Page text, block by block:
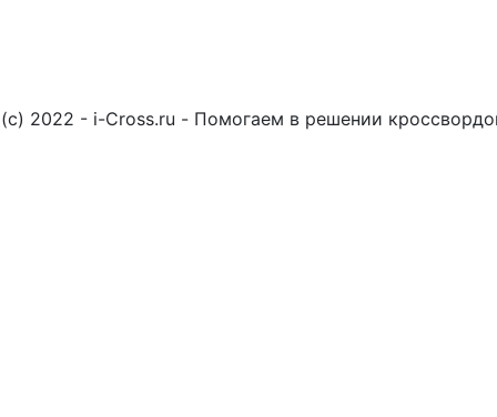
(c) 2022 - i-Cross.ru - Помогаем в решении